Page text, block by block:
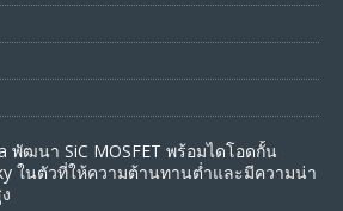
พัฒนา SiC MOSFET พร้อมไดโอดกั้น
ในตัวที่ให้ความต้านทานต่ำและมีความน่า